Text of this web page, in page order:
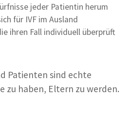
jeder Patientin herum
für IVF im Ausland
ihren Fall individuell überprüft
Patienten sind echte
zu haben, Eltern zu werden.